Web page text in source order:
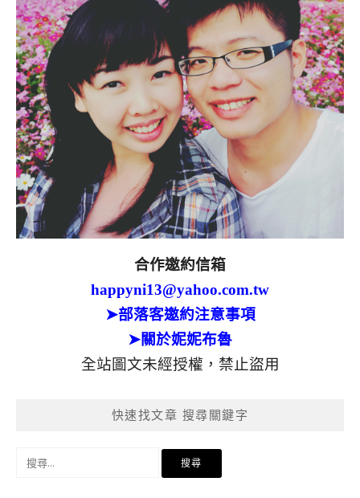
合作邀約信箱
happyni13@yahoo.com.tw
➤部落客邀約注意事項
➤關於妮妮布魯
全站圖文未經授權，禁止盜用
快速找文章 搜尋關鍵字